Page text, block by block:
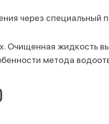
через специальный
Очищенная жидкость
метода